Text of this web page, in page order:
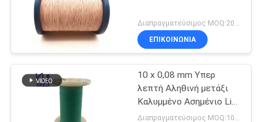
Διαπραγματεύσιμος MOQ:20kg
ΕΠΙΚΟΙΝΩΝΙΑ
10 x 0,08 mm Υπερ
λεπτή Αληθινή μετάξι
Καλυμμένο Ασημένιο Litz
Wire